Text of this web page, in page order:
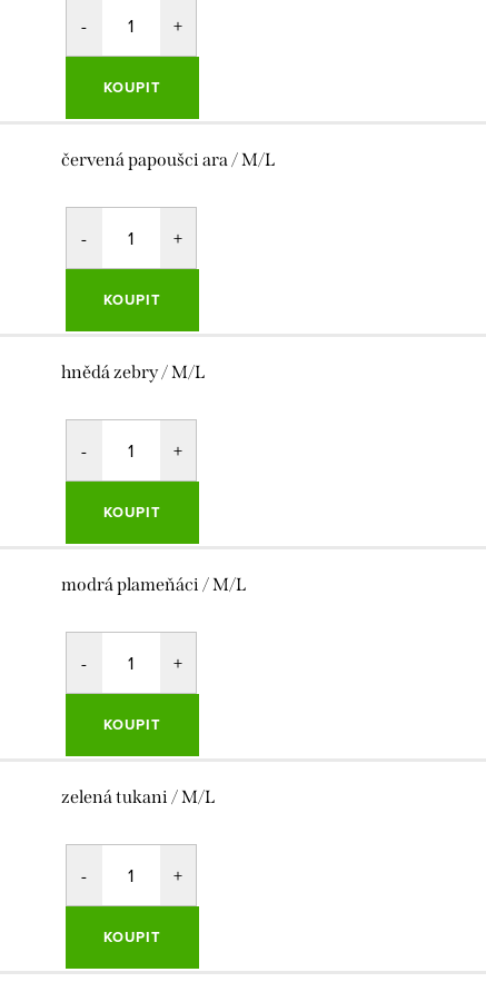
KOUPIT
červená papoušci ara / M/L
KOUPIT
hnědá zebry / M/L
KOUPIT
modrá plameňáci / M/L
KOUPIT
zelená tukani / M/L
KOUPIT